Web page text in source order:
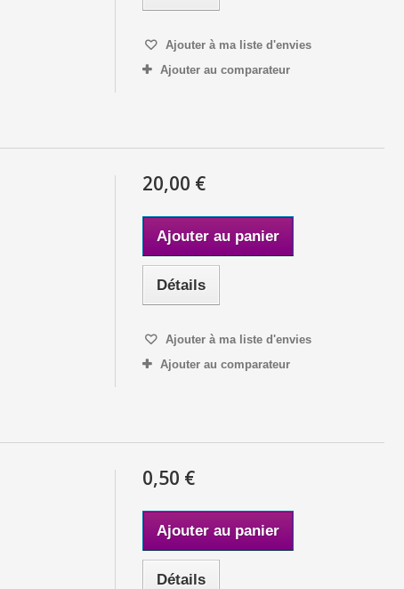
Ajouter à ma liste d'envies
Ajouter au comparateur
20,00 €
Ajouter au panier
Détails
Ajouter à ma liste d'envies
Ajouter au comparateur
0,50 €
Ajouter au panier
Détails